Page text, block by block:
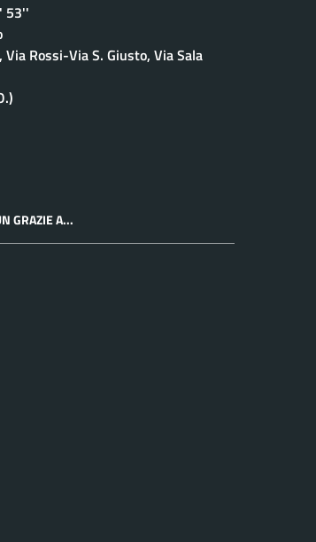
53''
Rossi-Via S. Giusto, Via Sala
GRAZIE A...